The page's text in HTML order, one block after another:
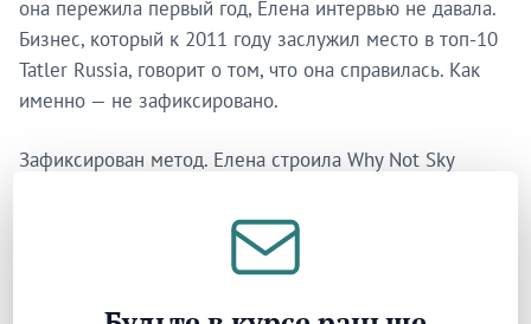
она пережила первый год, Елена интервью не давала.
Бизнес, который к 2011 году заслужил место в топ-10
Tatler Russia, говорит о том, что она справилась. Как
именно — не зафиксировано.
Зафиксирован метод. Елена строила Why Not Sky
американского ювелира, чьё парижское ателье
считается самым закрытым в мире: он принимает не
более сорока клиентов в год и изготавливает каждое
изделие вручную с небольшой командой. «Именно по